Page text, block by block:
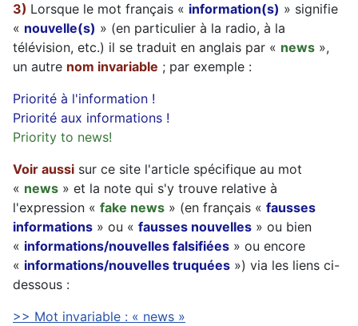
3) Lorsque le mot français « information(s) » signifie
« nouvelle(s) » (en particulier à la radio, à la
télévision, etc.) il se traduit en anglais par « news »,
un autre nom invariable ; par exemple :
Priorité à l'information !
Priorité aux informations !
Priority to news!
Voir aussi sur ce site l'article spécifique au mot
« news » et la note qui s'y trouve relative à
l'expression « fake news » (en français « fausses
informations » ou « fausses nouvelles » ou bien
« informations/nouvelles falsifiées » ou encore
« informations/nouvelles truquées ») via les liens ci-
dessous :
>> Mot invariable : « news »